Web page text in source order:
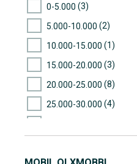
0-5.000 (3)
5.000-10.000 (2)
10.000-15.000 (1)
15.000-20.000 (3)
20.000-25.000 (8)
25.000-30.000 (4)